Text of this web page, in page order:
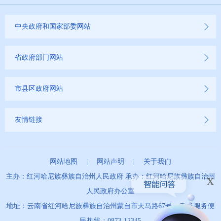
中央政府和国家部委网站
省政府部门网站
市县区政府网站
友情链接
网站地图 网站声明
关于我们
主办：红河哈尼族彝族自治州人民政府 承办：红河哈尼族彝族自治州
人民政府办公室
地址：云南省红河哈尼族彝族自治州蒙自市天马路67号 政务服务便
x